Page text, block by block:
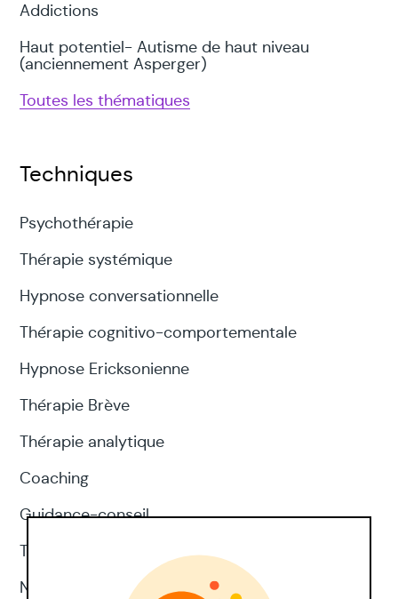
Addictions
Haut potentiel- Autisme de haut niveau
(anciennement Asperger)
Toutes les thématiques
Techniques
Psychothérapie
Thérapie systémique
Hypnose conversationnelle
Thérapie cognitivo-comportementale
Hypnose Ericksonienne
Thérapie Brève
Thérapie analytique
Coaching
Guidance-conseil
Thérapie d'acceptation et d'engagement
Neuropsychologie